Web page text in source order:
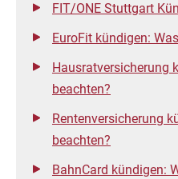
FIT/ONE Stuttgart
EuroFit kündigen:
Hausratversicherung
beachten?
Rentenversicherung
beachten?
BahnCard kündigen: